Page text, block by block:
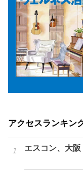
アクセスランキン
エスコン、大